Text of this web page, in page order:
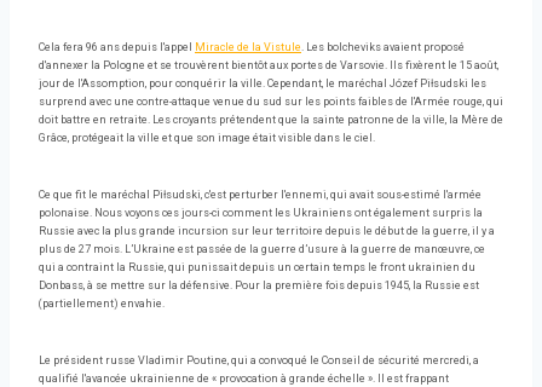
Cela fera 96 ​​ans depuis l'appel Miracle de la Vistule. Les bolcheviks avaient proposé
d'annexer la Pologne et se trouvèrent bientôt aux portes de Varsovie. Ils fixèrent le 15 août,
jour de l'Assomption, pour conquérir la ville. Cependant, le maréchal Józef Piłsudski les
surprend avec une contre-attaque venue du sud sur les points faibles de l'Armée rouge, qui
doit battre en retraite. Les croyants prétendent que la sainte patronne de la ville, la Mère de
Grâce, protégeait la ville et que son image était visible dans le ciel.
Ce que fit le maréchal Piłsudski, c'est perturber l'ennemi, qui avait sous-estimé l'armée
polonaise. Nous voyons ces jours-ci comment les Ukrainiens ont également surpris la
Russie avec la plus grande incursion sur leur territoire depuis le début de la guerre, il y a
plus de 27 mois. L’Ukraine est passée de la guerre d’usure à la guerre de manœuvre, ce
qui a contraint la Russie, qui punissait depuis un certain temps le front ukrainien du
Donbass, à se mettre sur la défensive. Pour la première fois depuis 1945, la Russie est
(partiellement) envahie.
Le président russe Vladimir Poutine, qui a convoqué le Conseil de sécurité mercredi, a
qualifié l'avancée ukrainienne de « provocation à grande échelle ». Il est frappant